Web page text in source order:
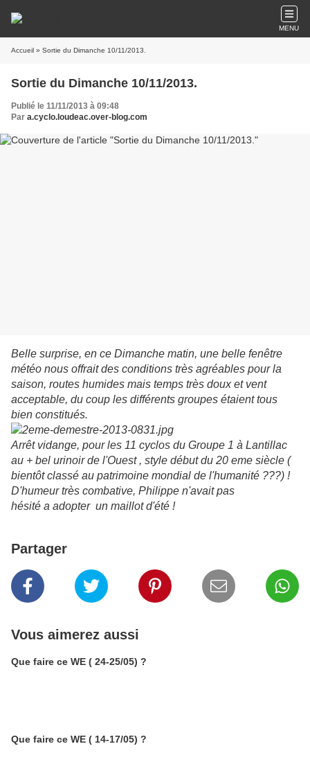
MENU
Accueil » Sortie du Dimanche 10/11/2013.
Sortie du Dimanche 10/11/2013.
Publié le 11/11/2013 à 09:48
Par a.cyclo.loudeac.over-blog.com
Belle surprise, en ce Dimanche matin, une belle fenêtre
météo nous offrait des conditions très agréables pour la
saison, routes humides mais temps très doux et vent
acceptable, du coup les différents groupes étaient tous
bien constitués.
Arrêt vidange, pour les 11 cyclos du Groupe 1 à Lantillac
au + bel urinoir de l'Ouest , style début du 20 eme siècle (
bientôt classé au patrimoine mondial de l'humanité ???) !
D'humeur très combative, Philippe n'avait pas
hésité a adopter un maillot d'été !
Partager
Vous aimerez aussi
Que faire ce WE ( 24-25/05) ?
Que faire ce WE ( 14-17/05) ?